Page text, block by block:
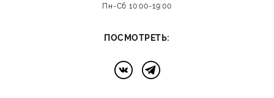
Пн-Сб 10:00-19:00
ПОСМОТРЕТЬ: